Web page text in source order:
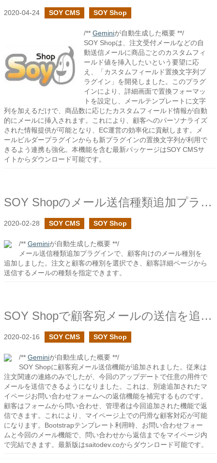
2020-04-24 SOY CMS SOY Shop
/** Geminiが自動生成した概要 **/
SOY Shopは、注文受付メールなどの自
動送信メールに商品ごとのカスタムフィ
ールド値を挿入したいという要望に応
え、「カスタムフィールド置換文字列プ
ラグイン」を開発しました。このプラグ
インにより、詳細画面で置換フォーマッ
トを設定し、メールテンプレートに文字
列を加えるだけで、商品数に応じたカスタムフィールド情報が自動
的にメールに挿入されます。これにより、顧客へのパーソナライズ
された情報提供が可能となり、EC運営の効率化に貢献します。メ
ールビルダープラグインからも新プラグインの置換文字列が利用で
きるよう連携も強化。本機能を含む最新パッケージはSOY CMSサ
イトからダウンロード可能です。
SOY Shopのメール送信種類追加プラグインで顧客詳細メールの種別を追加しました
2020-02-28 SOY CMS SOY Shop
/** Geminiが自動生成した概要 **/
メール送信種類追加プラグインで、顧客向けのメール種別を
追加しました。注文と顧客の種別を選択でき、顧客詳細ページから
送信するメールの種類を指定できます。
SOY Shopで顧客宛メールの送信を追加しました
2020-02-16 SOY CMS SOY Shop
/** Geminiが自動生成した概要 **/
SOY Shopに顧客宛メール送信機能が追加されました。従来は
注文関連の連絡のみでしたが、今回のアップデートで任意の用件で
メールを送信できるようになりました。これは、別途追加されたマ
イページお問い合わせフォームへの返信機能を補完するものです。
顧客はフォームから問い合わせ、管理者は今回追加された機能で返
信できます。これにより、マイページ上での円滑な顧客対応が可能
になります。Bootstrapテンプレート利用時、お問い合わせフォー
ムと今回のメール機能で、問い合わせから返信までをマイページ内
で完結できます。最新版はsaitodev.coからダウンロード可能です。